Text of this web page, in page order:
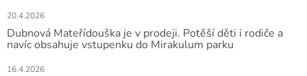
20.4.2026
Dubnová Mateřídouška je v prodeji. Potěší děti i rodiče a
navíc obsahuje vstupenku do Mirakulum parku
16.4.2026